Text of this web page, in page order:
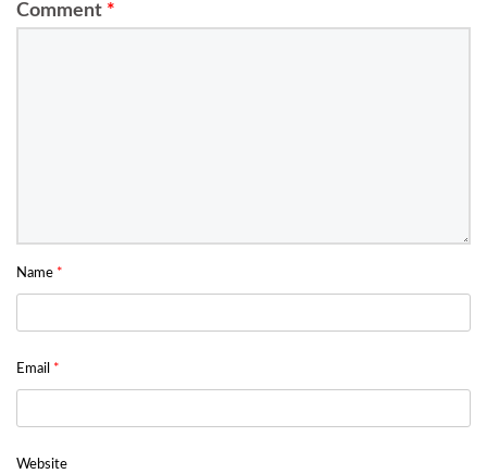
Comment *
Name *
Email *
Website